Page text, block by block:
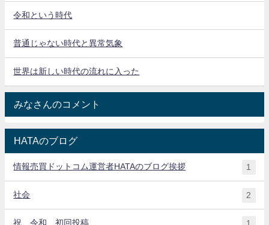
令和という時代
普通じゃない時代と異常気象
世界は新しい時代の流れに入った
みなさんのコメント
HATAのブログ
情報売買ドットコム運営者HATAのブログ挨拶 1
社会 2
祝 令和 初回投稿